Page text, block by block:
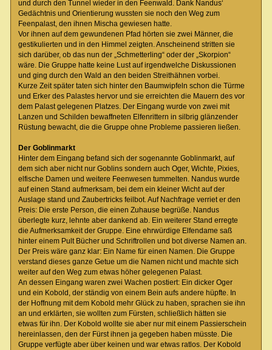
und durch den Tunnel wieder in den Feenwald. Dank Nandus‘
Gedächtnis und Orientierung wussten sie noch den Weg zum
Feenpalast, den ihnen Mischa gewiesen hatte.
Vor ihnen auf dem gewundenen Pfad hörten sie zwei Männer, die
gestikulierten und in den Himmel zeigten. Anscheinend stritten sie
sich darüber, ob das nun der „Schmetterling“ oder der „Skorpion“
wäre. Die Gruppe hatte keine Lust auf irgendwelche Diskussionen
und ging durch den Wald an den beiden Streithähnen vorbei.
Kurze Zeit später taten sich hinter den Baumwipfeln schon die Türme
und Erker des Palastes hervor und sie erreichten die Mauern des vor
dem Palast gelegenen Platzes. Der Eingang wurde von zwei mit
Lanzen und Schilden bewaffneten Elfenrittern in silbrig glänzender
Rüstung bewacht, die die Gruppe ohne Probleme passieren ließen.
Der Goblinmarkt
Hinter dem Eingang befand sich der sogenannte Goblinmarkt, auf
dem sich aber nicht nur Goblins sondern auch Oger, Wichte, Pixies,
elfische Damen und weitere Feenwesen tummelten. Nandus wurde
auf einen Stand aufmerksam, bei dem ein kleiner Wicht auf der
Auslage stand und Zaubertricks feilbot. Auf Nachfrage verriet er den
Preis: Die erste Person, die einen Zuhause begrüße. Nandus
überlegte kurz, lehnte aber dankend ab. Ein weiterer Stand erregte
die Aufmerksamkeit der Gruppe. Eine ehrwürdige Elfendame saß
hinter einem Pult Bücher und Schriftrollen und bot diverse Namen an.
Der Preis wäre ganz klar: Ein Name für einen Namen. Die Gruppe
verstand dieses ganze Getue um die Namen nicht und machte sich
weiter auf den Weg zum etwas höher gelegenen Palast.
An dessen Eingang waren zwei Wachen postiert: Ein dicker Oger
und ein Kobold, der ständig von einem Bein aufs andere hüpfte. In
der Hoffnung mit dem Kobold mehr Glück zu haben, sprachen sie ihn
an und erklärten, sie wollten zum Fürsten, schließlich hätten sie
etwas für ihn. Der Kobold wollte sie aber nur mit einem Passierschein
hereinlassen, den der Fürst ihnen ja gegeben haben müsste. Die
Gruppe verfügte aber über keinen und war etwas ratlos. Der Kobold